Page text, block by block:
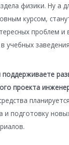
физики. Ну а
курсом,
проблем и
учебных
поддерживаете
проекта
и подготовку